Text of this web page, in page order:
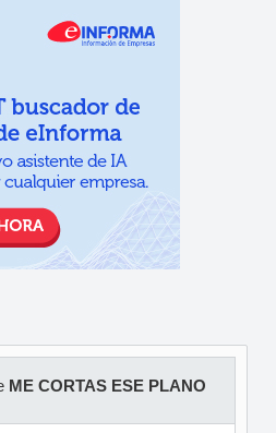
ME CORTAS ESE PLANO